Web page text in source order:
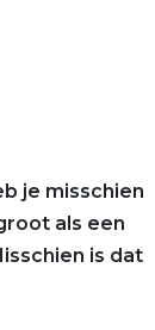
je misschien
als een
is dat